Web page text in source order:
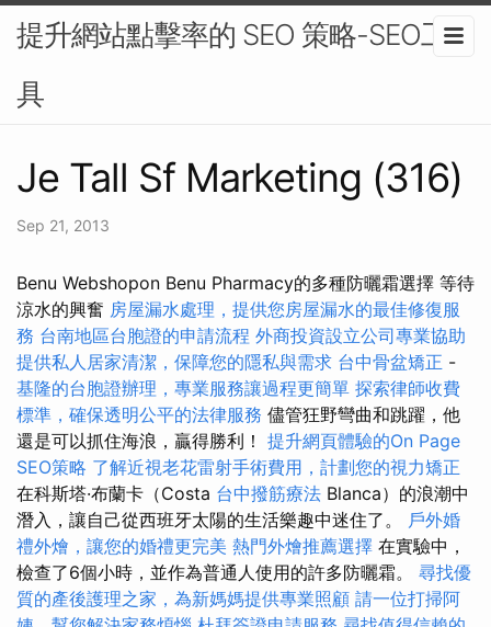
提升網站點擊率的 SEO 策略-SEO工
具
Je Tall Sf Marketing (316)
Sep 21, 2013
Benu Webshopon Benu Pharmacy的多種防曬霜選擇 等待
涼水的興奮 房屋漏水處理，提供您房屋漏水的最佳修復服
務 台南地區台胞證的申請流程 外商投資設立公司專業協助
提供私人居家清潔，保障您的隱私與需求 台中骨盆矯正 -
基隆的台胞證辦理，專業服務讓過程更簡單 探索律師收費
標準，確保透明公平的法律服務 儘管狂野彎曲和跳躍，他
還是可以抓住海浪，贏得勝利！ 提升網頁體驗的On Page
SEO策略 了解近視老花雷射手術費用，計劃您的視力矯正
在科斯塔·布蘭卡（Costa 台中撥筋療法 Blanca）的浪潮中
潛入，讓自己從西班牙太陽的生活樂趣中迷住了。 戶外婚
禮外燴，讓您的婚禮更完美 熱門外燴推薦選擇 在實驗中，
檢查了6個小時，並作為普通人使用的許多防曬霜。 尋找優
質的產後護理之家，為新媽媽提供專業照顧 請一位打掃阿